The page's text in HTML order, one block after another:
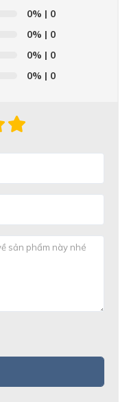
0% | 0
0% | 0
0% | 0
0% | 0